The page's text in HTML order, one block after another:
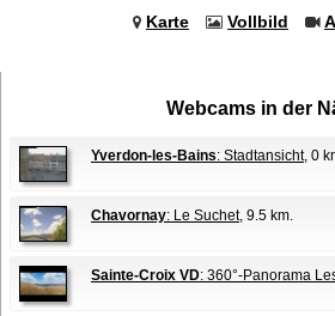
Karte Vollbild
Webcams in der
Yverdon-les-Bains: Stadtansicht, 0
Chavornay: Le Suchet, 9.5 km.
Sainte-Croix VD: 360°-Panorama